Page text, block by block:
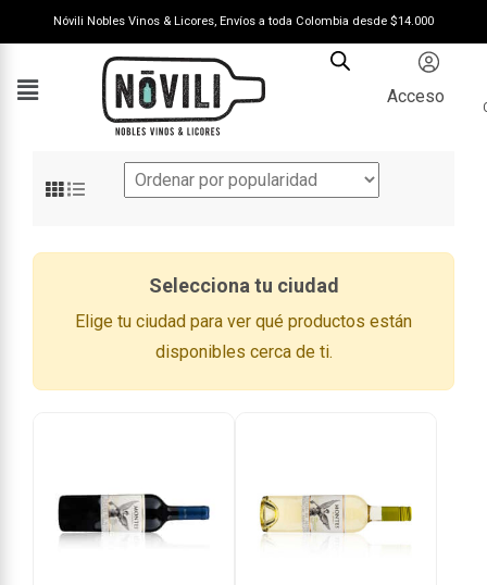
Nóvili Nobles Vinos & Licores, Envíos a toda Colombia desde $14.000
Acceso
Selecciona tu ciudad
Elige tu ciudad para ver qué productos están
disponibles cerca de ti.